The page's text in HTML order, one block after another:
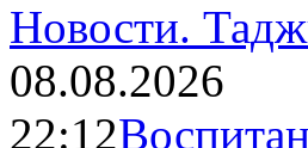
Новости.
08.08.2026
22:12